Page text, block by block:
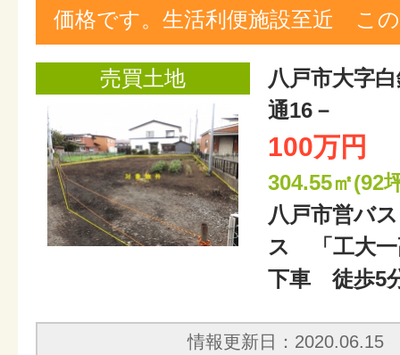
価格です。生活利便施設至近 こ
売買土地
八戸市大字
通16－
100万円
304.55㎡(92
八戸市営バ
ス 「工大一
下車 徒歩5
情報更新日：2020.06.15